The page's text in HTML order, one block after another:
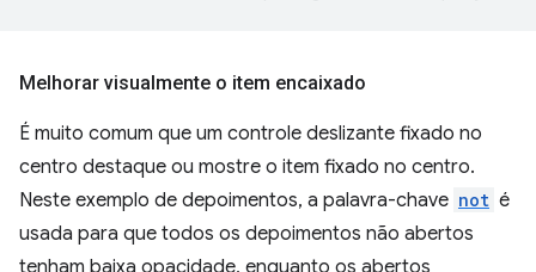
Melhorar visualmente o item encaixado
É muito comum que um controle deslizante fixado no
centro destaque ou mostre o item fixado no centro.
Neste exemplo de depoimentos, a palavra-chave not é
usada para que todos os depoimentos não abertos